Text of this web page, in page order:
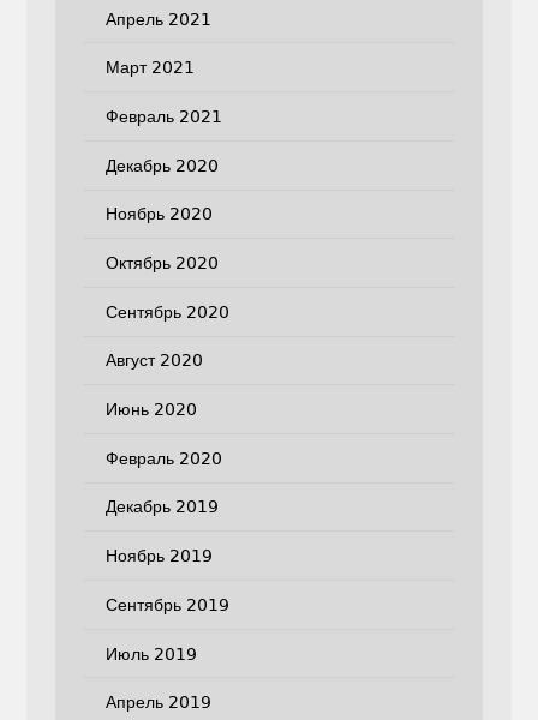
Апрель 2021
Март 2021
Февраль 2021
Декабрь 2020
Ноябрь 2020
Октябрь 2020
Сентябрь 2020
Август 2020
Июнь 2020
Февраль 2020
Декабрь 2019
Ноябрь 2019
Сентябрь 2019
Июль 2019
Апрель 2019